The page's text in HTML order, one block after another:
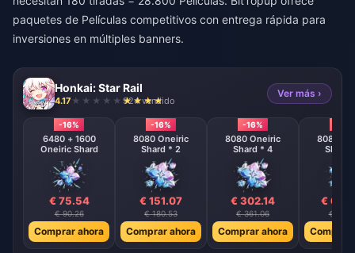
paquetes de Películas competitivos con entrega rápida para
inversiones en múltiples banners.
Honkai: Star Rail
4.17 924 vendido
Ver más ›
-16%
6480 + 1600
Oneiric Shard
€ 75.54
€ 90.26
Comprar ahora
-16%
8080 Oneiric
Shard * 2
€ 151.07
€ 180.53
Comprar ahora
-16%
8080 Oneiric
Shard * 4
€ 302.14
€ 361.06
Comprar ahora
8080
Shard
€
€
Comprar